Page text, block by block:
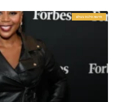
חדשות סלבס בעולם